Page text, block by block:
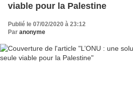
viable pour la Palestine
Publié le 07/02/2020 à 23:12
Par anonyme